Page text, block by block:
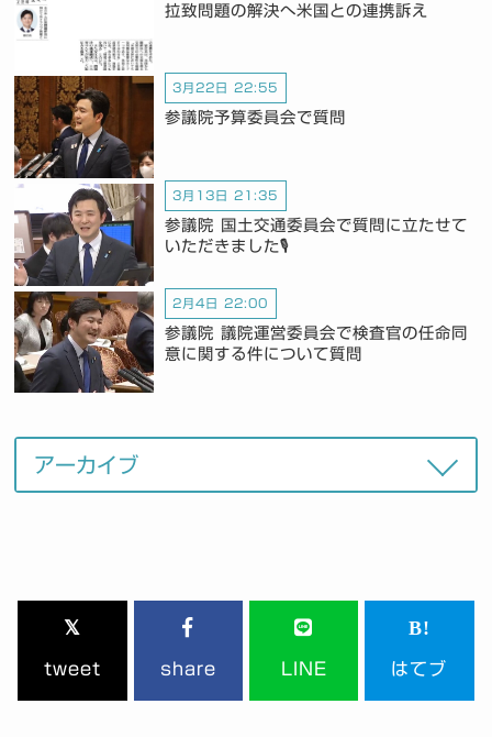
拉致問題の解決へ米国との連携訴え
3月22日 22:55
参議院予算委員会で質問
3月13日 21:35
参議院 国土交通委員会で質問に立たせて
いただきました🎙️
2月4日 22:00
参議院 議院運営委員会で検査官の任命同
意に関する件について質問
tweet share LINE はてブ